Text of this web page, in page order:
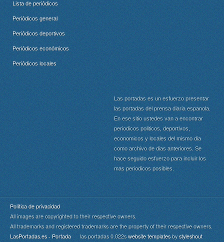
Lista de periódicos
Periódicos general
Periódicos deportivos
Periódicos económicos
Periódicos locales
Las portadas es un esfuerzo presentar
las portadas del prensa diaria espanola.
En ese sitio ustedes van a encontrar
periodicos politicos, deportivos,
economicos y locales del mismo dia
como archivo de dias anteriores. Se
hace seguido esfuerzo para incluir los
mas periodicos posibles.
Política de privacidad
All images are copyrighted to their respective owners.
All trademarks and registered trademarks are the property of their respective owners.
LasPortadas.es - Portada las portadas 0.022s website templates by styleshout